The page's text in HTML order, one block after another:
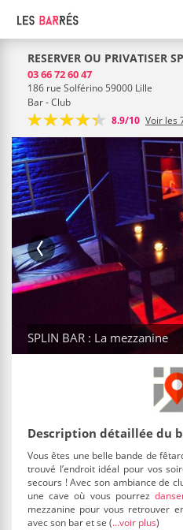
RESERVER OU PRIVATISER
03 66 72 60 47
186 rue Solférino 59000 Lille
Bar - Club
8.9/10 Voir les
SPLIN BAR : La mezzanine
Description détaillée du
Vous êtes une belle bande de
trouvé l’endroit idéal pour vos
secours ! Avec son ambiance de
une cave où vous pourrez
mezzanine pour vous retrouver
avec son bar et se (...voir plus)